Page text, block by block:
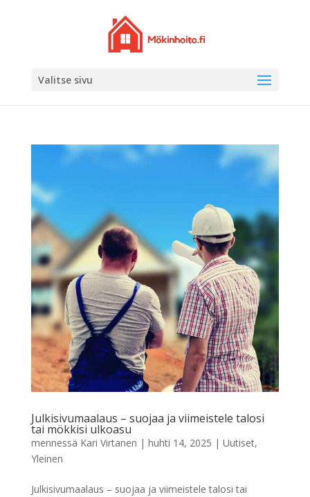
Valitse sivu
Julkisivumaalaus – suojaa ja viimeistele talosi
tai mökkisi ulkoasu
mennessä Kari Virtanen | huhti 14, 2025 | Uutiset,
Yleinen
Julkisivumaalaus – suojaa ja viimeistele talosi tai